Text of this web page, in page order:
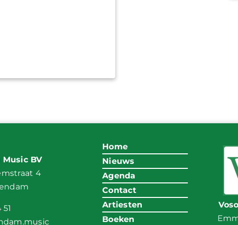
BV
4
Home
Nieuws
Agenda
Contact
Artiesten
Boeken